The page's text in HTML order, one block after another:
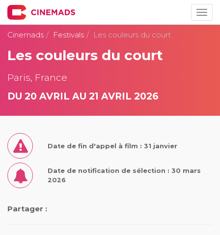
Cinemads
Festivals Les couleurs du court
Les couleurs du court
Paris, France
DU 20 AVRIL AU 21 AVRIL 2026
Date de fin d'appel à film : 31 janvier
Date de notification de sélection : 30 mars
2026
Partager :